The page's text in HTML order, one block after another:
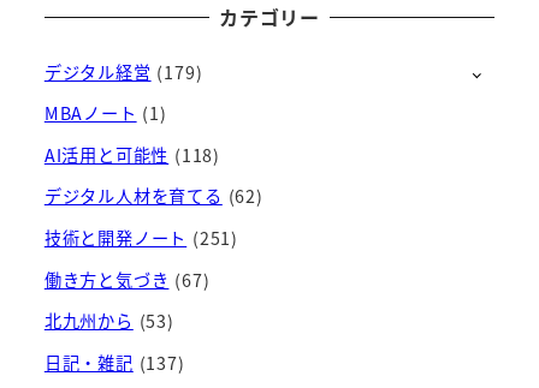
ー
イ
ブ
カテゴリー
デジタル経営 (179)
MBAノート (1)
AI活用と可能性 (118)
デジタル人材を育てる (62)
技術と開発ノート (251)
働き方と気づき (67)
北九州から (53)
日記・雑記 (137)